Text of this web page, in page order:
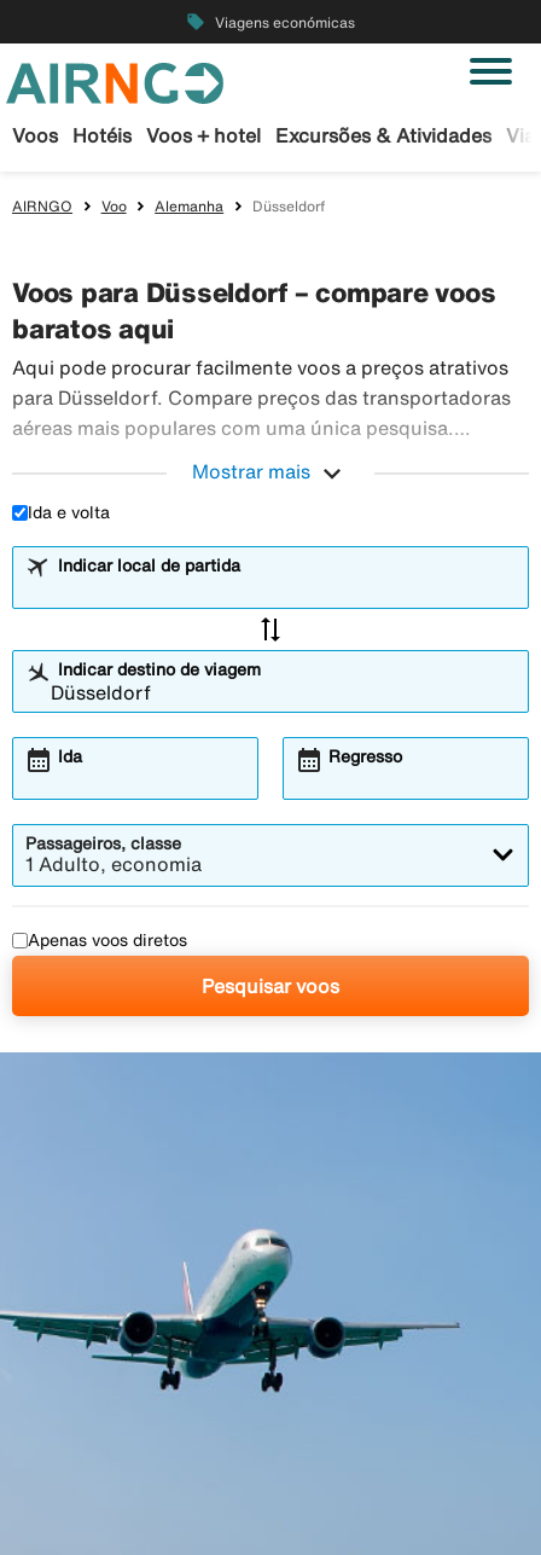
local_offer Viagens económicas
Voos Hotéis Voos + hotel Excursões & Atividades
AIRNGO Voo Alemanha Düsseldorf
Voos para Düsseldorf – compare voos
baratos aqui
Aqui pode procurar facilmente voos a preços atrativos
para Düsseldorf. Compare preços das transportadoras
aéreas mais populares com uma única pesquisa.
mundo.Aqui pode procurar facilmente voos a preços
Mostrar mais expand_more
Ida e volta
Indicar local de partida
sync_alt
Indicar destino de viagem
Ida
calendar_month Regresso
calendar_month
Passageiros, classe
1 Adulto, economia
Apenas voos diretos
Pesquisar voos